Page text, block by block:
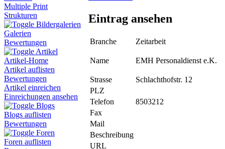
Multiple Print
Strukturen
Bildergalerien
Galerien
Bewertungen
Artikel
Artikel-Home
Artikel auflisten
Bewertungen
Artikel einreichen
Einreichungen ansehen
Blogs
Blogs auflisten
Bewertungen
Foren
Foren auflisten
Eintrag ansehen
Branche Zeitarbeit
Name EMH Personaldienst e.K.
Strasse
Schlachthofstr. 12
PLZ
Telefon
8503212
Fax
Mail
Beschreibung
URL